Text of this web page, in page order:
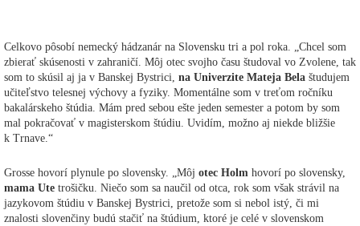
Celkovo pôsobí nemecký hádzanár na Slovensku tri a pol roka. „Chcel som
zbierať skúsenosti v zahraničí. Môj otec svojho času študoval vo Zvolene, tak
som to skúsil aj ja v Banskej Bystrici, na Univerzite Mateja Bela študujem
učiteľstvo telesnej výchovy a fyziky. Momentálne som v treťom ročníku
bakalárskeho štúdia. Mám pred sebou ešte jeden semester a potom by som
mal pokračovať v magisterskom štúdiu. Uvidím, možno aj niekde bližšie
k Trnave.“
Grosse hovorí plynule po slovensky. „Môj otec Holm hovorí po slovensky,
mama Ute trošičku. Niečo som sa naučil od otca, rok som však strávil na
jazykovom štúdiu v Banskej Bystrici, pretože som si nebol istý, či mi
znalosti slovenčiny budú stačiť na štúdium, ktoré je celé v slovenskom